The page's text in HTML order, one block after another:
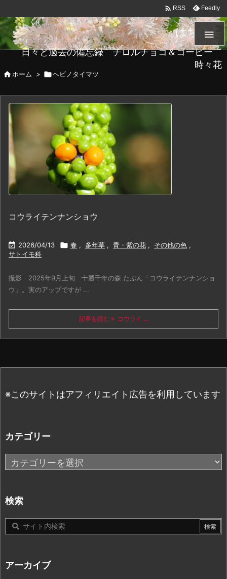
はちメモ
日々と過去の備忘録 チロルチョコ＆コーヒー
時々花

 RSS Feedly
 ホーム > ヘビノタイマツ
コウライテンナンショウ
 2026/04/13  春 , 多年草 , 青・紫の花 , その他の色 ,
サトイモ科
撮影 2025年9月上旬 十勝千年の森 たぶん「コウライテンナンショ
ウ」。実のアップですが ...
記事を読む コウライ ...
※このサイトはアフィリエイト広告を利用しています
カテゴリー
カ
テ
リ
ー
検索
アーカイブ